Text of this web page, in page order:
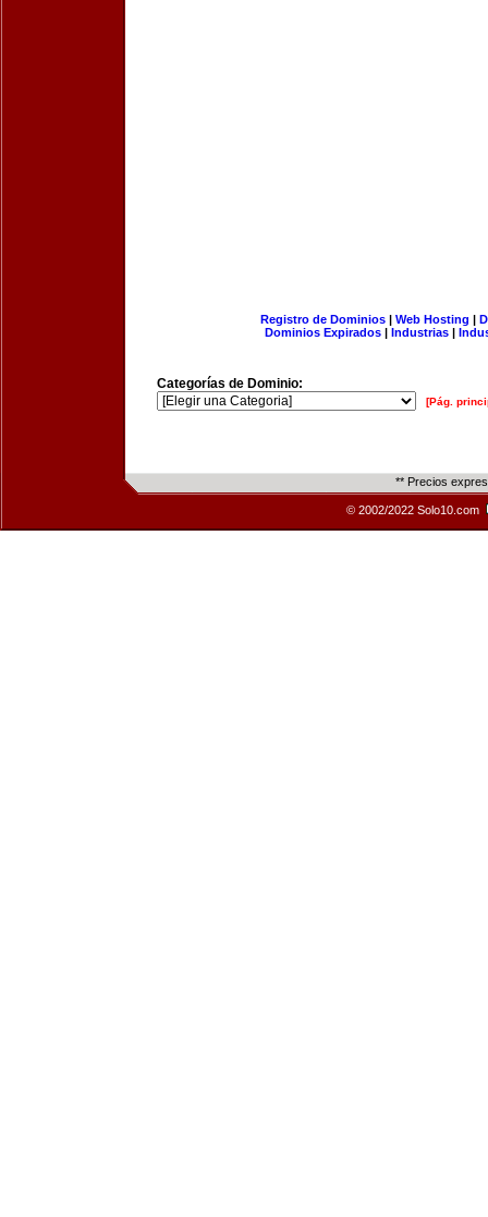
Registro de Dominios| Web Hosting |
Dominios Expirados | Industrias |
Categorías de Dominio:
[Pág.
** Precios
© 2002/2022 Solo10.com